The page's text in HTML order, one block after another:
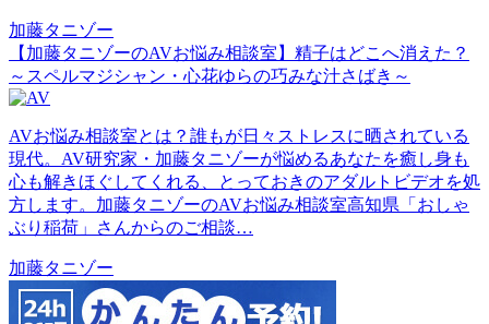
加藤タニゾー
【加藤タニゾーのAVお悩み相談室】精子はどこへ消えた？
～スペルマジシャン・心花ゆらの巧みな汁さばき～
AVお悩み相談室とは？誰もが日々ストレスに晒されている
現代。AV研究家・加藤タニゾーが悩めるあなたを癒し身も
心も解きほぐしてくれる、とっておきのアダルトビデオを処
方します。加藤タニゾーのAVお悩み相談室高知県「おしゃ
ぶり稲荷」さんからのご相談…
加藤タニゾー